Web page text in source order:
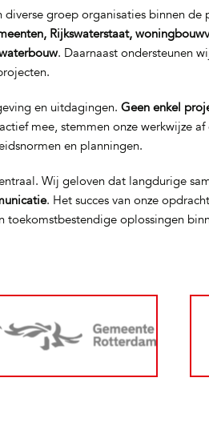
groep organisaties binnen de
Rijkswaterstaat,
. Daarnaast ondersteunen
en uitdagingen.Geen enkel
mee, stemmen onze werkwijze
en planningen.
Wij geloven dat langdurige
. Het succes van onze
toekomstbestendige oplossingen